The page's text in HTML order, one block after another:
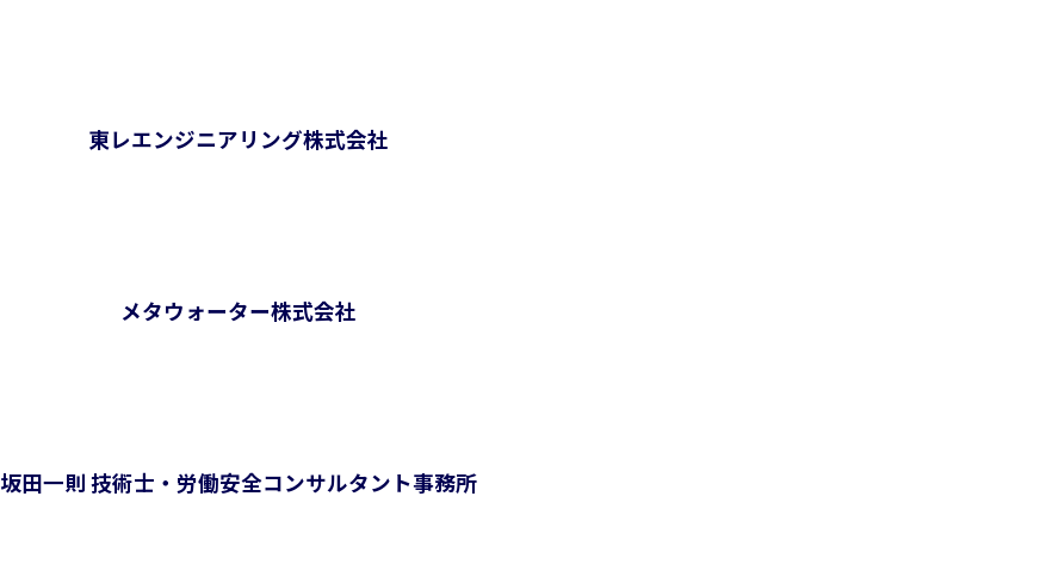
東レエンジニアリング株式会社
メタウォーター株式会社
坂田一則 技術士・労働安全コンサルタント事務所